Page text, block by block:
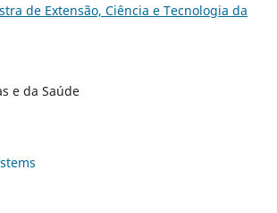
de Extensão, Ciência e Tecnologia da
e da Saúde